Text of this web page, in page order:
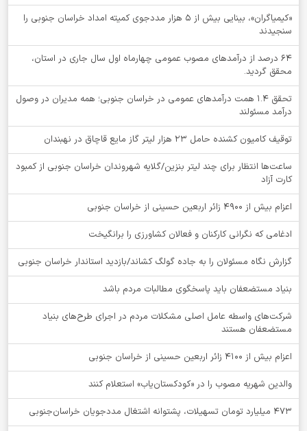
«کیمیاگران»، بینایی بیش از ۵ هزار مددجوی کمیته امداد خراسان جنوبی را
سنجیدند
64 درصد از درآمدهای مصوب عمومی چهارماه اول سال جاری در استان،
محقق گردید.
تحقق ۱.۴ همت درآمدهای عمومی در خراسان جنوبی؛ همه مدیران در وصول
درآمد مسئولند
توقيف کامیون کشنده حامل 23 هزار لیتر گاز مایع قاچاق در نهبندان
ساعت‌ها انتظار برای چند لیتر بنزین/گلایه شهروندان خراسان جنوبی از کمبود
کارت آزاد
اعزام بیش از 4900 زائر اربعین حسینی از خراسان جنوبی
ادغامی که نگرانی کارکنان و فعالان کشاورزی را برانگیخت
گزارش نگاه مسئولان را به جاده گولگ کشاند/بازدید استاندار خراسان جنوبی
بنیاد مستضعفان باید پاسخگوی مطالبات مردم باشد
شرکت‌های واسطه عامل اصلی مشکلات مردم در اجرای طرح‌های بنیاد
مستضعفان هستند
اعزام بیش از 4100 زائر اربعین حسینی از خراسان جنوبی
والدین شهریه مصوب را در «کودکستان‌یاب» استعلام کنند
۴۷۳ میلیارد تومان تسهیلات، پشتوانه اشتغال مددجویان خراسان‌جنوبی